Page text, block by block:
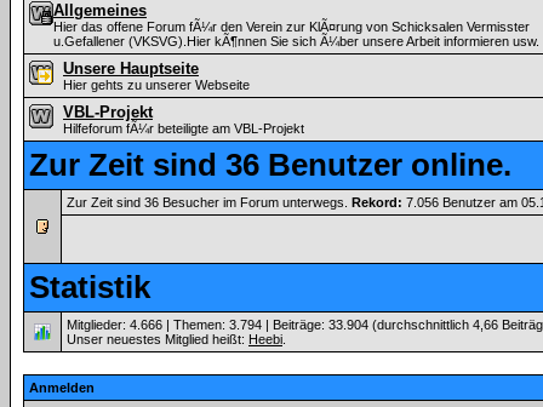
Allgemeines
Hier das offene Forum fÃ¼r den Verein zur KlÃ¤rung von Schicksalen Vermisster
u.Gefallener (VKSVG).Hier kÃ¶nnen Sie sich Ã¼ber unsere Arbeit informieren usw.
Unsere Hauptseite
Hier gehts zu unserer Webseite
VBL-Projekt
Hilfeforum fÃ¼r beteiligte am VBL-Projekt
Zur Zeit sind 36 Benutzer online.
Zur Zeit sind 36 Besucher im Forum unterwegs. Rekord: 7.056 Benutzer am
Statistik
Mitglieder: 4.666 | Themen: 3.794 | Beiträge: 33.904 (durchschnittlich 4,66
Unser neuestes Mitglied heißt: Heebi
Anmelden